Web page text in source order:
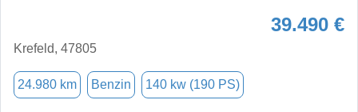
39.490 €
Krefeld, 47805
24.980 km Benzin 140 kw (190 PS)